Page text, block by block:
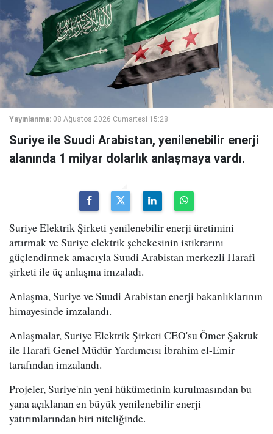
Yayınlanma: 08 Ağustos 2026 Cumartesi 15:28
Suriye ile Suudi Arabistan, yenilenebilir enerji
alanında 1 milyar dolarlık anlaşmaya vardı.
Suriye Elektrik Şirketi yenilenebilir enerji üretimini
artırmak ve Suriye elektrik şebekesinin istikrarını
güçlendirmek amacıyla Suudi Arabistan merkezli Harafi
şirketi ile üç anlaşma imzaladı.
Anlaşma, Suriye ve Suudi Arabistan enerji bakanlıklarının
himayesinde imzalandı.
Anlaşmalar, Suriye Elektrik Şirketi CEO'su Ömer Şakruk
ile Harafi Genel Müdür Yardımcısı İbrahim el-Emir
tarafından imzalandı.
Projeler, Suriye'nin yeni hükümetinin kurulmasından bu
yana açıklanan en büyük yenilenebilir enerji
yatırımlarından biri niteliğinde.